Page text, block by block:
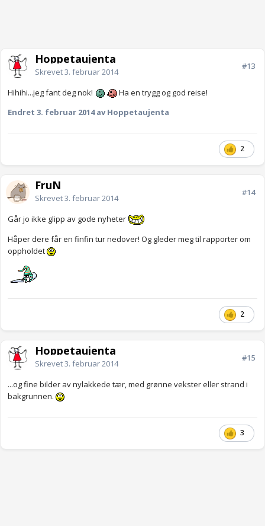
Hoppetaujenta
Skrevet3. februar 2014
#13
Hihihi...jeg fant deg nok!
Ha en trygg og god reise!
Endret 3. februar 2014av Hoppetaujenta
2
FruN
Skrevet3. februar 2014
#14
Går jo ikke glipp av gode nyheter
Håper dere får en finfin tur nedover! Og gleder meg til rapporter om
oppholdet
2
Hoppetaujenta
Skrevet3. februar 2014
#15
...og fine bilder av nylakkede tær, med grønne vekster eller strand i
bakgrunnen.
3